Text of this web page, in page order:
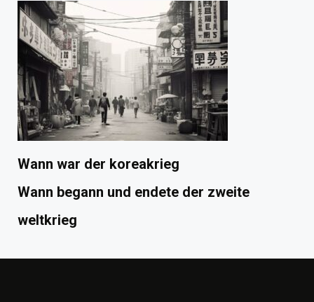
Wann war der koreakrieg
Wann begann und endete der zweite
weltkrieg